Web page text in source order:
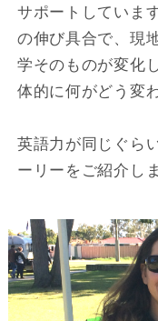
サポートしていま
の伸び具合で、現
学そのものが変化
体的に何がどう変
英語力が同じぐら
ーリーをご紹介し